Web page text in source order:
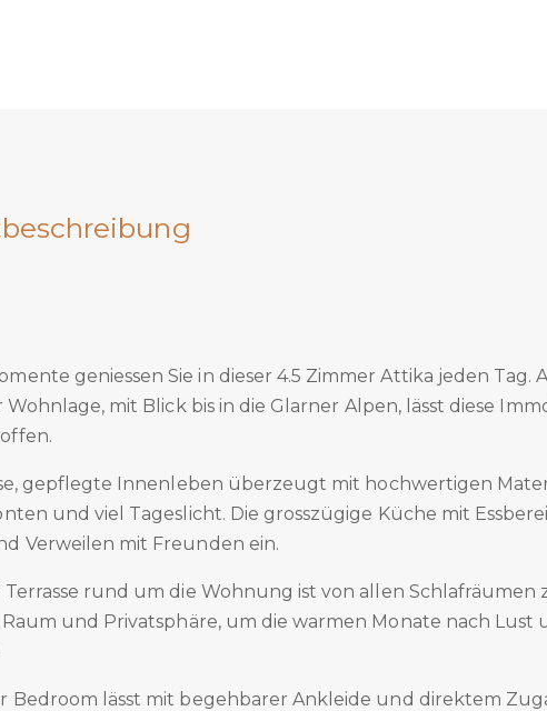
geniessen Sie in dieser 4.5 Zimmer Attika jeden Tag.
mit Blick bis in die Glarner Alpen, lässt diese
gepflegte Innenleben überzeugt mit hochwertigen
und viel Tageslicht. Die grosszügige Küche mit
Verweilen mit Freunden ein.
Terrasse rund um die Wohnung ist von allen Schlafräumen
und Privatsphäre, um die warmen Monate nach Lust
Bedroom lässt mit begehbarer Ankleide und direktem